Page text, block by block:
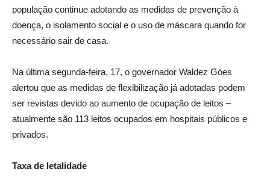
população continue adotando as medidas de prevenção à
doença, o isolamento social e o uso de máscara quando for
necessário sair de casa.
Na última segunda-feira, 17, o governador Waldez Góes
alertou que as medidas de flexibilização já adotadas podem
ser revistas devido ao aumento de ocupação de leitos –
atualmente são 113 leitos ocupados em hospitais públicos e
privados.
Taxa de letalidade